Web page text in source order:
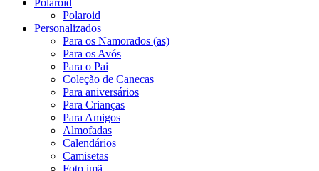
Polaroid
Personalizados
Para os Namorados (as)
Para os Avós
Para o Pai
Coleção de Canecas
Para aniversários
Para Crianças
Para Amigos
Almofadas
Calendários
Camisetas
Foto imã